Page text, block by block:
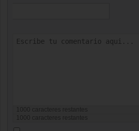
caracteres restantes
caracteres restantes